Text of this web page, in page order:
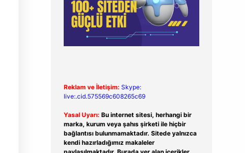
Reklam ve İletişim: Skype:
live:.cid.575569c608265c69
Yasal Uyarı: Bu internet sitesi, herhangi bir
marka, kurum veya şahıs şirketi ile hiçbir
bağlantısı bulunmamaktadır. Sitede yalnızca
kendi hazırladığımız makaleler